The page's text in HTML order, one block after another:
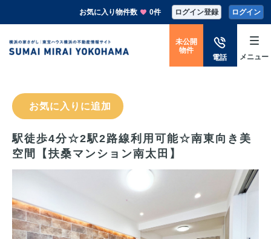
お気に入り物件数 0件 ログイン登録 ログイン
電話
未公開
物件
メニュー
お気に入りに追加
駅徒歩4分☆2駅2路線利用可能☆南東向き美
空間【扶桑マンション南太田】